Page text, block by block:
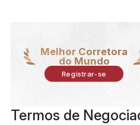
Melhor Corretora
do Mundo
Registrar-se
Termos de